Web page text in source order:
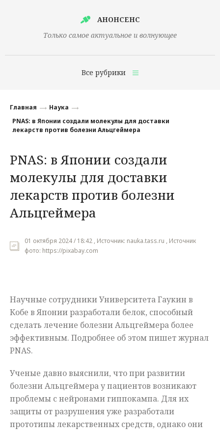
АНОНСЕНС
Только самое актуальное и волнующее
Все рубрики
Финансы
Наука
Культура
Общество
Политика
Происшествия
Главная
Наука
PNAS: в Японии создали молекулы для доставки
лекарств против болезни Альцгеймера
PNAS: в Японии создали
молекулы для доставки
лекарств против болезни
Альцгеймера
01 октября 2024 / 18:42 , Источник: nauka.tass.ru , Источник
фото: https://pixabay.com
Научные сотрудники Университета Гаукин в
Кобе в Японии разработали белок, способный
сделать лечение болезни Альцгеймера более
эффективным. Подробнее об этом пишет журнал
PNAS.
Ученые давно выяснили, что при развитии
болезни Альцгеймера у пациентов возникают
проблемы с нейронами гиппокампа. Для их
защиты от разрушения уже разработали
прототипы лекарственных средств, однако они